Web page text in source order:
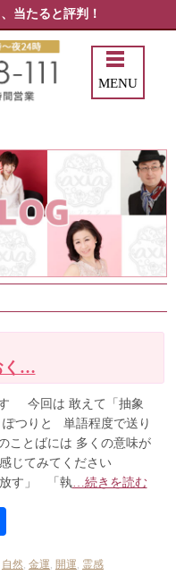
当たると評判！
MENU
く…
回は 敢えて「抽象
ぽつりと 単語程度で送り
ことばには 多くの意味が
じてみてください
す」 「執…続きを読む
自然, 金運 開運 霊感